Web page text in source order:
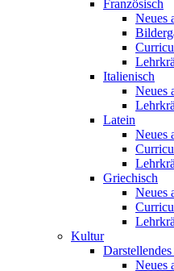
Französisch
Neues
Italienisch
Neues
Latein
Neues
Griechisch
Neues
Kultur
Neues